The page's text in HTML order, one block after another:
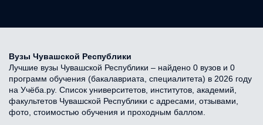
Вузы Чувашской Республики
Лучшие вузы Чувашской Республики – найдено 0 вузов и 0
программ обучения (бакалавриата, специалитета) в 2026 году
на Учёба.ру. Список университетов, институтов, академий,
факультетов Чувашской Республики с адресами, отзывами,
фото, стоимостью обучения и проходным баллом.